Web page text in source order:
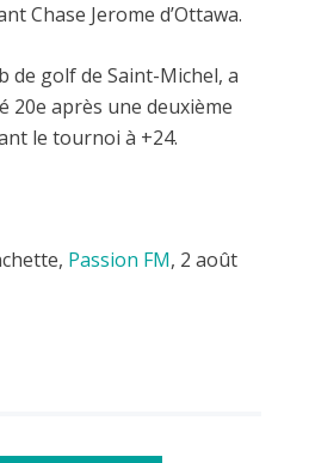
Chase Jerome d’Ottawa.
de golf de Saint-Michel, a
20e après une deuxième
le tournoi à +24.
Passion FM, 2 août